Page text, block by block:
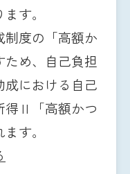
す。
制度の「高額か
め、自己負担
成における自己
得Ⅱ「高額かつ
す。